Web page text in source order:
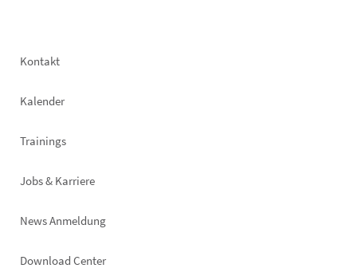
Footer
Kontakt
Kalender
Trainings
Jobs & Karriere
News Anmeldung
Footer
Download Center